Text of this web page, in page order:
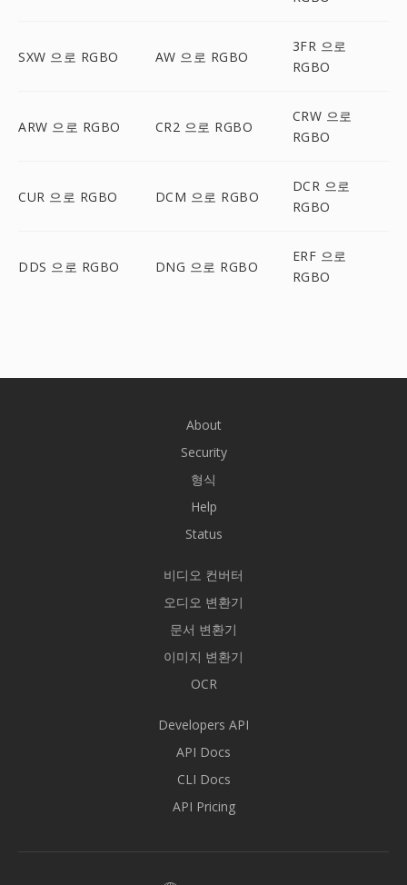
SXW 으로 RGBO AW 으로 RGBO
3FR 으로
RGBO
ARW 으로 RGBO CR2 으로 RGBO
CRW 으로
RGBO
CUR 으로 RGBO DCM 으로 RGBO
DCR 으로
RGBO
DDS 으로 RGBO DNG 으로 RGBO
ERF 으로
RGBO
About
Security
형식
Help
Status
비디오 컨버터
오디오 변환기
문서 변환기
이미지 변환기
OCR
Developers API
API Docs
CLI Docs
API Pricing